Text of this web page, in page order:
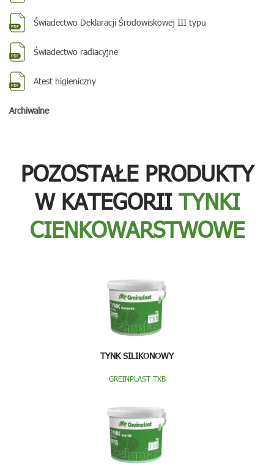
Świadectwo Deklaracji Środowiskowej III typu
Świadectwo radiacyjne
Atest higieniczny
Archiwalne
POZOSTAŁE PRODUKTY
W KATEGORII TYNKI
CIENKOWARSTWOWE
TYNK SILIKONOWY
GREINPLAST TXB